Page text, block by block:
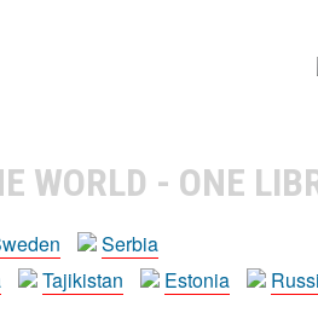
WORLD - ONE
Serbia
Tajikistan Estonia